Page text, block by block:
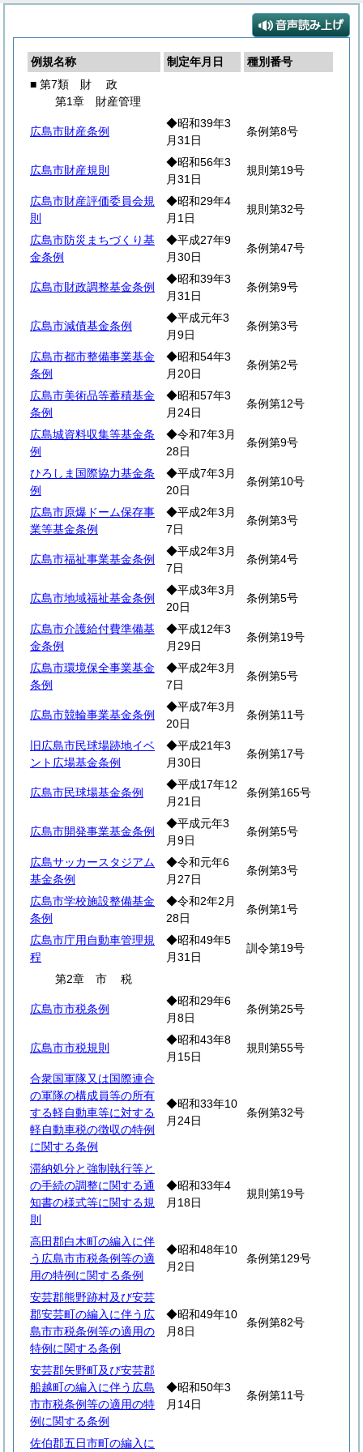
例規名称 制定年月日
種別番号
■ 第7類 財 政
第1章 財産管理
広島市財産条例
◆昭和39年3
月31日
条例第8号
広島市財産規則
◆昭和56年3
月31日
規則第19号
広島市財産評価委員会規
則
◆昭和29年4
月1日
規則第32号
広島市防災まちづくり基
金条例
◆平成27年9
月30日
条例第47号
広島市財政調整基金条例
◆昭和39年3
月31日
条例第9号
広島市減債基金条例
◆平成元年3
月9日
条例第3号
広島市都市整備事業基金
条例
◆昭和54年3
月20日
条例第2号
広島市美術品等蓄積基金
条例
◆昭和57年3
月24日
条例第12号
広島城資料収集等基金条
例
◆令和7年3月
28日
条例第9号
ひろしま国際協力基金条
例
◆平成7年3月
20日
条例第10号
広島市原爆ドーム保存事
業等基金条例
◆平成2年3月
7日
条例第3号
広島市福祉事業基金条例
◆平成2年3月
7日
条例第4号
広島市地域福祉基金条例
◆平成3年3月
20日
条例第5号
広島市介護給付費準備基
金条例
◆平成12年3
月29日
条例第19号
広島市環境保全事業基金
条例
◆平成2年3月
7日
条例第5号
広島市競輪事業基金条例
◆平成7年3月
20日
条例第11号
旧広島市民球場跡地イベ
ント広場基金条例
◆平成21年3
月30日
条例第17号
広島市民球場基金条例
◆平成17年12
月21日
条例第165号
広島市開発事業基金条例
◆平成元年3
月9日
条例第5号
広島サッカースタジアム
基金条例
◆令和元年6
月27日
条例第3号
広島市学校施設整備基金
条例
◆令和2年2月
28日
条例第1号
広島市庁用自動車管理規
程
◆昭和49年5
月31日
訓令第19号
第2章 市税
広島市市税条例
◆昭和29年6
月8日
条例第25号
広島市市税規則
◆昭和43年8
月15日
規則第55号
合衆国軍隊又は国際連合
の軍隊の構成員等の所有
する軽自動車等に対する
軽自動車税の徴収の特例
に関する条例
◆昭和33年10
月24日
条例第32号
滞納処分と強制執行等と
の手続の調整に関する通
知書の様式等に関する規
則
◆昭和33年4
月18日
規則第19号
高田郡白木町の編入に伴
う広島市市税条例等の適
用の特例に関する条例
◆昭和48年10
月2日
条例第129号
安芸郡熊野跡村及び安芸
郡安芸町の編入に伴う広
島市市税条例等の適用の
特例に関する条例
◆昭和49年10
月8日
条例第82号
安芸郡矢野町及び安芸郡
船越町の編入に伴う広島
市市税条例等の適用の特
例に関する条例
◆昭和50年3
月14日
条例第11号
佐伯郡五日市町の編入に